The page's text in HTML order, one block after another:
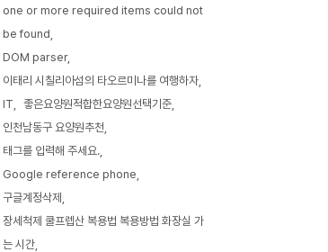
one or more required items could not
be found
DOM parser
이태리 시칠리아섬의 타오르미나를 여행하자
IT
좋은요양원적합한요양원선택기준
인천남동구 요양원추천
태그를 입력해 주세요.
Google reference phone
구글계정삭제
장세척제 쿨프렙산 복용법 복용방법 화장실 가
는 시간